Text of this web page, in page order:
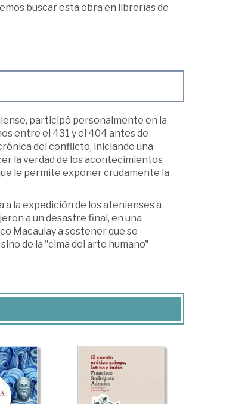
buscar esta obra en librerías de
participó personalmente en la
entre el 431 y el 404 antes de
del conflicto, iniciando una
la verdad de los acontecimientos
le permite exponer crudamente la
a la expedición de los atenienses a
a un desastre final, en una
Macaulay a sostener que se
de la "cima del arte humano"